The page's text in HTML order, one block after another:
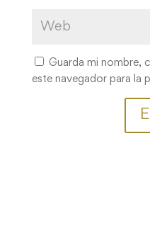
Guarda mi nombre,
este navegador para la